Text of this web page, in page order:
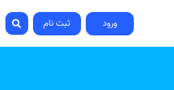
ورود ثبت نام